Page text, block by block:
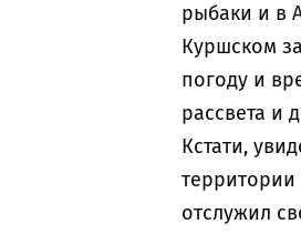
рыбаки и в
Куршском
погоду и
рассвета и
Кстати,
территории
отслужил